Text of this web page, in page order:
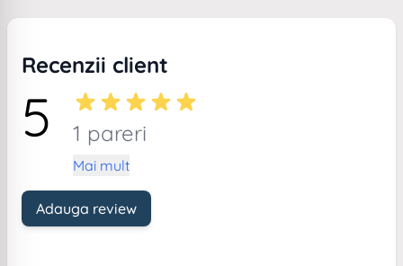
Recenzii client
5 1 pareri
Mai mult
Adauga review